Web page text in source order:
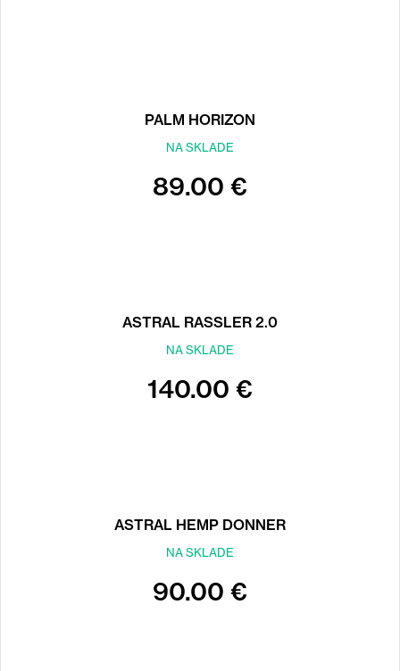
PALM HORIZON
NA SKLADE
89.00 €
ASTRAL RASSLER 2.0
NA SKLADE
140.00 €
ASTRAL HEMP DONNER
NA SKLADE
90.00 €